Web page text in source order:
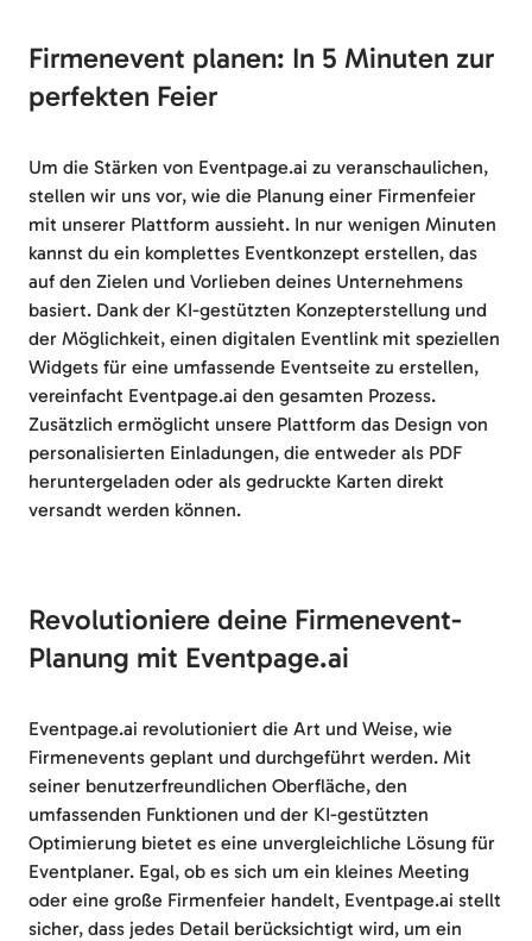
Firmenevent planen: In 5 Minuten zur
perfekten Feier
Um die Stärken von Eventpage.ai zu veranschaulichen,
stellen wir uns vor, wie die Planung einer Firmenfeier
mit unserer Plattform aussieht. In nur wenigen Minuten
kannst du ein komplettes Eventkonzept erstellen, das
auf den Zielen und Vorlieben deines Unternehmens
basiert. Dank der KI-gestützten Konzepterstellung und
der Möglichkeit, einen digitalen Eventlink mit speziellen
Widgets für eine umfassende Eventseite zu erstellen,
vereinfacht Eventpage.ai den gesamten Prozess.
Zusätzlich ermöglicht unsere Plattform das Design von
personalisierten Einladungen, die entweder als PDF
heruntergeladen oder als gedruckte Karten direkt
versandt werden können.
Revolutioniere deine Firmenevent-
Planung mit Eventpage.ai
Eventpage.ai revolutioniert die Art und Weise, wie
Firmenevents geplant und durchgeführt werden. Mit
seiner benutzerfreundlichen Oberfläche, den
umfassenden Funktionen und der KI-gestützten
Optimierung bietet es eine unvergleichliche Lösung für
Eventplaner. Egal, ob es sich um ein kleines Meeting
oder eine große Firmenfeier handelt, Eventpage.ai stellt
sicher, dass jedes Detail berücksichtigt wird, um ein